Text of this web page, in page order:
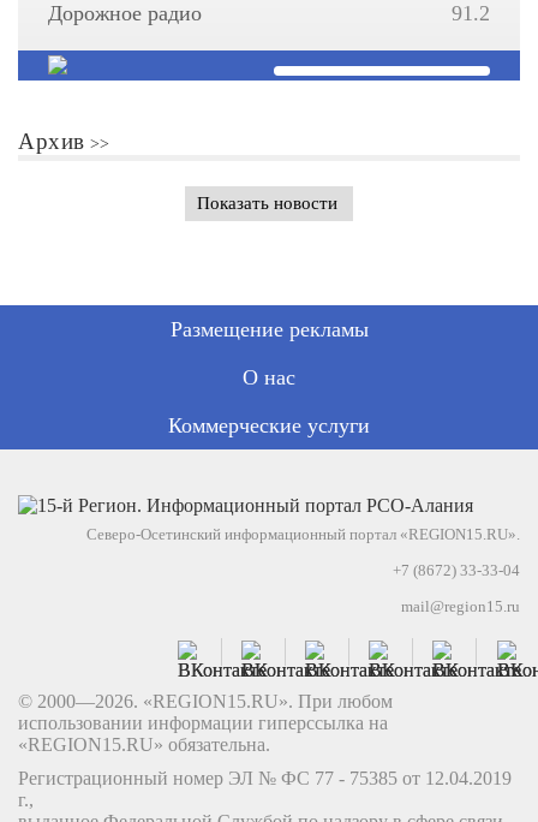
Дорожное радио
91.2
Архив
Показать новости
Размещение рекламы
О нас
Коммерческие услуги
Северо-Осетинский информационный портал «REGION15.RU».
+7 (8672) 33-33-04
mail@region15.ru
© 2000—2026. «REGION15.RU». При любом
использовании информации гиперссылка на
«REGION15.RU» обязательна.
Регистрационный номер ЭЛ № ФС 77 - 75385 от 12.04.2019
г.,